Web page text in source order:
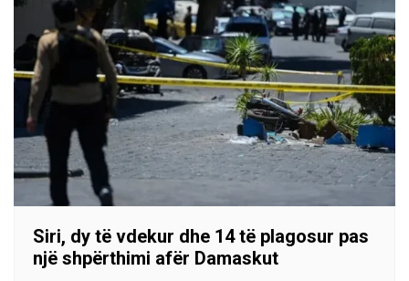
Siri, dy të vdekur dhe 14 të plagosur pas
një shpërthimi afër Damaskut